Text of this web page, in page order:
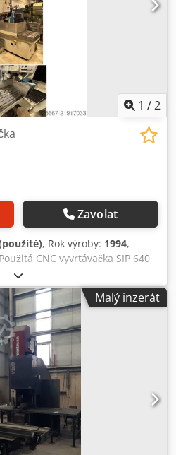
výrobní linky nebo celý podnik,
najdete na našich webových
po dohodě. Těšíme se na Vaši
Hirsch
1 /2
Zavolat
, Rok výroby: 1994,
CNC vyvrtávačka SIP 640
držáků nástrojů Cjdpfoy R Nnlox
zajišťuje kupující.
Malý inzerát